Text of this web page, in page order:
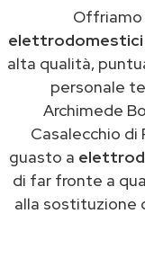
Offriamo
elettrodomestici
alta qualità,
personale
Archimede
Casalecchio di
guasto a
di far fronte a
alla sostituzione